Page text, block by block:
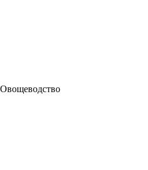
Овощеводство